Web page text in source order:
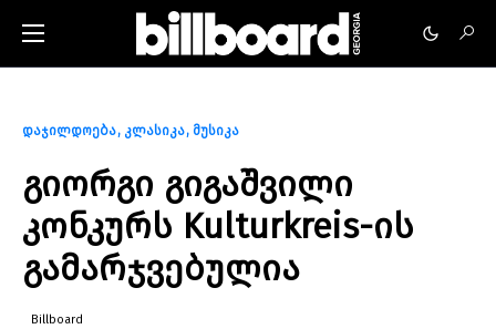
დაჯილდოება კლასიკა მუსიკა
გიორგი გიგაშვილი
კონკურს Kulturkreis-ის
გამარჯვებულია
Billboard